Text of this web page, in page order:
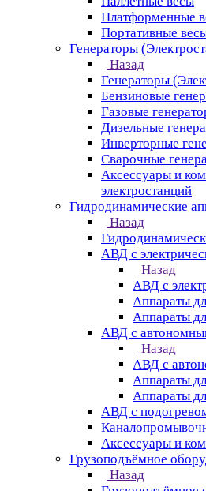
Платформенные
Портативные
Генераторы
Назад
Генераторы
Бензиновые
Газовые
Дизельные
Инверторные
Сварочные
Аксессуары и
электростанций
Гидродинамические
Назад
АВД с
Назад
АВД с
Аппараты
Аппараты
АВД с
Назад
АВД с
Аппараты
Аппараты
АВД с
Аксессуары и
Грузоподъёмное
Назад